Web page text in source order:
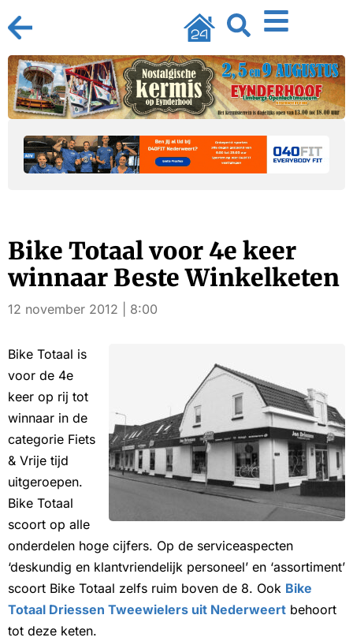
Bike Totaal voor 4e keer
winnaar Beste Winkelketen
12 november 2012 | 8:00
Bike Totaal is
voor de 4e
keer op rij tot
winnaar in de
categorie Fiets
& Vrije tijd
uitgeroepen.
Bike Totaal
scoort op alle
onderdelen hoge cijfers. Op de serviceaspecten
‘deskundig en klantvriendelijk personeel’ en ‘assortiment’
scoort Bike Totaal zelfs ruim boven de 8. Ook Bike
Totaal Driessen Tweewielers uit Nederweert behoort
tot deze keten.